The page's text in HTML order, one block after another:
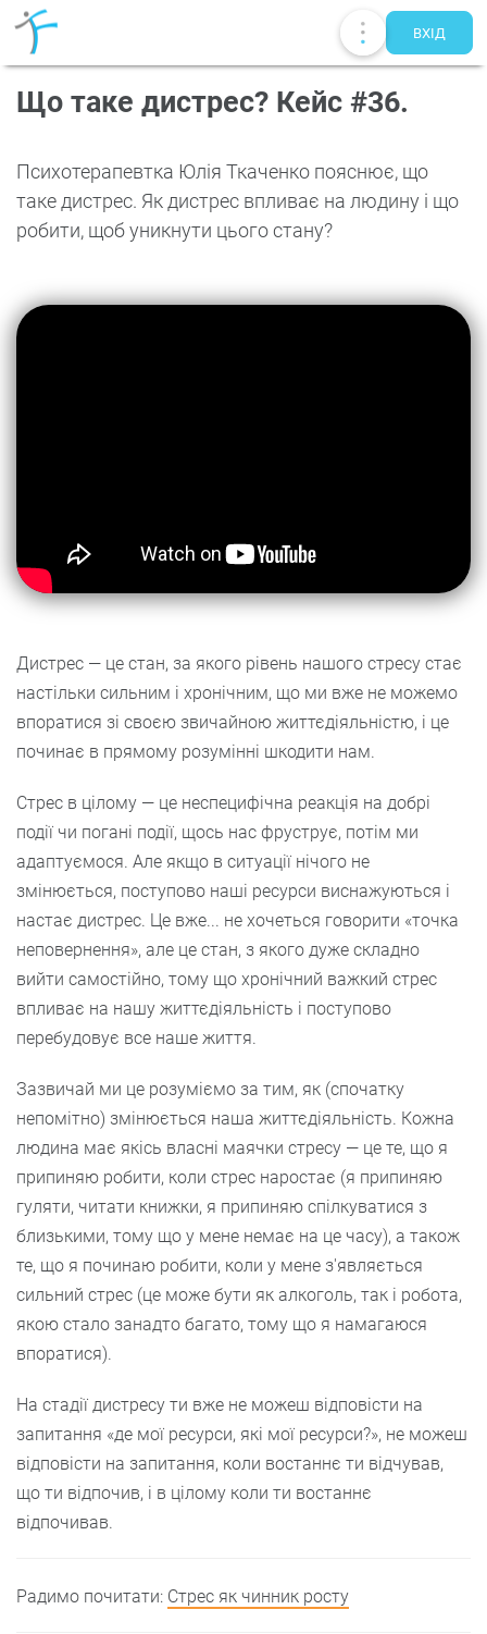
ВХIД
Що таке дистрес? Кейс #36.
Психотерапевтка Юлія Ткаченко пояснює, що
таке дистрес. Як дистрес впливає на людину і що
робити, щоб уникнути цього стану?
Дистрес — це стан, за якого рівень нашого стресу стає
настільки сильним і хронічним, що ми вже не можемо
впоратися зі своєю звичайною життєдіяльністю, і це
починає в прямому розумінні шкодити нам.
Стрес в цілому — це неспецифічна реакція на добрі
події чи погані події, щось нас фруструє, потім ми
адаптуємося. Але якщо в ситуації нічого не
змінюється, поступово наші ресурси виснажуються і
настає дистрес. Це вже... не хочеться говорити «точка
неповернення», але це стан, з якого дуже складно
вийти самостійно, тому що хронічний важкий стрес
впливає на нашу життєдіяльність і поступово
перебудовує все наше життя.
Зазвичай ми це розуміємо за тим, як (спочатку
непомітно) змінюється наша життєдіяльність. Кожна
людина має якісь власні маячки стресу — це те, що я
припиняю робити, коли стрес наростає (я припиняю
гуляти, читати книжки, я припиняю спілкуватися з
близькими, тому що у мене немає на це часу), а також
те, що я починаю робити, коли у мене з'являється
сильний стрес (це може бути як алкоголь, так і робота,
якою стало занадто багато, тому що я намагаюся
впоратися).
На стадії дистресу ти вже не можеш відповісти на
запитання «де мої ресурси, які мої ресурси?», не можеш
відповісти на запитання, коли востаннє ти відчував,
що ти відпочив, і в цілому коли ти востаннє
відпочивав.
Радимо почитати: Стрес як чинник росту